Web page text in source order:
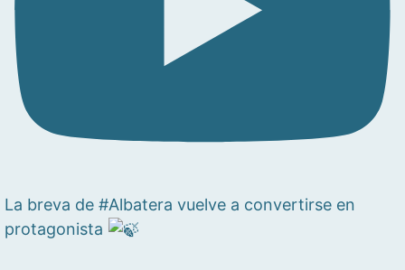
La breva de #Albatera vuelve a convertirse en
protagonista